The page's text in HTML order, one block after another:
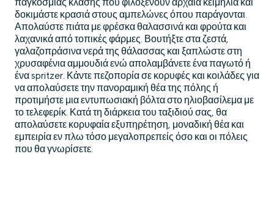
δοκιμάστε κρασιά στους αμπελώνες όπου παράγονται.
Απολαύστε πιάτα με φρέσκα θαλασσινά και φρούτα και
λαχανικά από τοπικές φάρμες. Βουτήξτε στα ζεστά,
γαλαζοπράσινα νερά της θάλασσας και ξαπλώστε στη
χρυσαφένια αμμουδιά ενώ απολαμβάνετε ένα παγωτό ή
ένα spritzer. Κάντε πεζοπορία σε κορυφές και κοιλάδες για
να απολαύσετε την πανοραμική θέα της πόλης ή
προτιμήστε μια εντυπωσιακή βόλτα στο ηλιοβασίλεμα με
το τελεφερίκ. Κατά τη διάρκεια του ταξιδιού σας, θα
απολαύσετε κορυφαία εξυπηρέτηση, μοναδική θέα και
εμπειρία εν πλω τόσο μεγαλοπρεπείς όσο και οι πόλεις
που θα γνωρίσετε.